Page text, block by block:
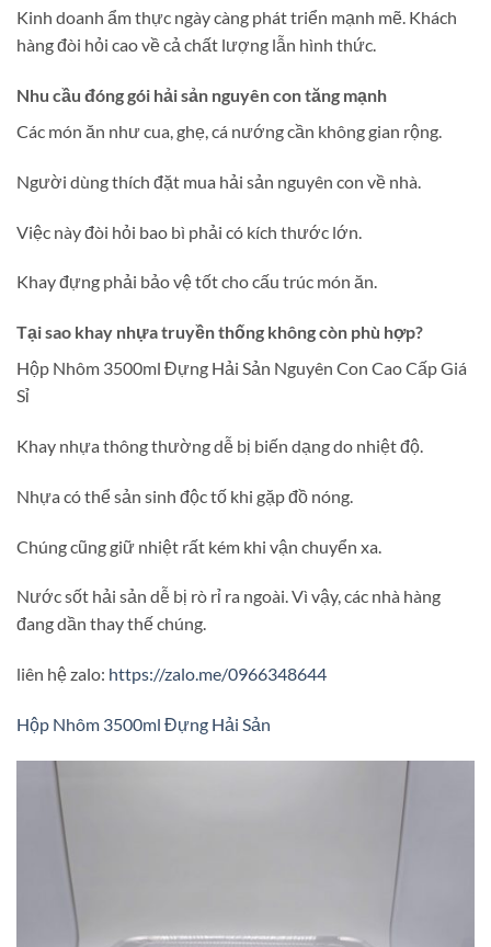
Kinh doanh ẩm thực ngày càng phát triển mạnh mẽ. Khách
hàng đòi hỏi cao về cả chất lượng lẫn hình thức.
Nhu cầu đóng gói hải sản nguyên con tăng mạnh
Các món ăn như cua, ghẹ, cá nướng cần không gian rộng.
Người dùng thích đặt mua hải sản nguyên con về nhà.
Việc này đòi hỏi bao bì phải có kích thước lớn.
Khay đựng phải bảo vệ tốt cho cấu trúc món ăn.
Tại sao khay nhựa truyền thống không còn phù hợp?
Hộp Nhôm 3500ml Đựng Hải Sản Nguyên Con Cao Cấp Giá
Sỉ
Khay nhựa thông thường dễ bị biến dạng do nhiệt độ.
Nhựa có thể sản sinh độc tố khi gặp đồ nóng.
Chúng cũng giữ nhiệt rất kém khi vận chuyển xa.
Nước sốt hải sản dễ bị rò rỉ ra ngoài. Vì vậy, các nhà hàng
đang dần thay thế chúng.
liên hệ zalo: https://zalo.me/0966348644
Hộp Nhôm 3500ml Đựng Hải Sản